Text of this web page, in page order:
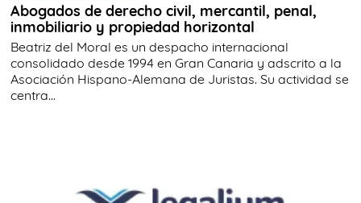
Abogados de derecho civil, mercantil, penal,
inmobiliario y propiedad horizontal
Beatriz del Moral es un despacho internacional
consolidado desde 1994 en Gran Canaria y adscrito a la
Asociación Hispano-Alemana de Juristas. Su actividad se
centra...